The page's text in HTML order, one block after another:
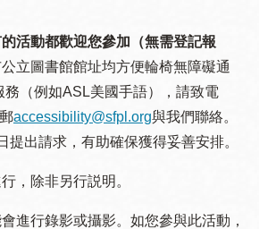
活動都歡迎您參加（無需登記報
立圖書館館址均方便輪椅無障礙通
務（例如ASL美國手語），請致電
accessibility@sfpl.org與我們聯絡。
提出請求，有助確保獲得妥善安排。
，除非另行説明。
進行錄影或攝影。如您參與此活動，